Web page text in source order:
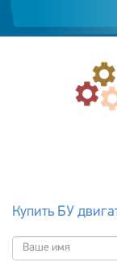
Купить БУ